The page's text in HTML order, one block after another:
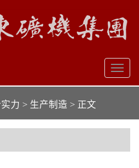
Toggle
力 > 生产制造 > 正文